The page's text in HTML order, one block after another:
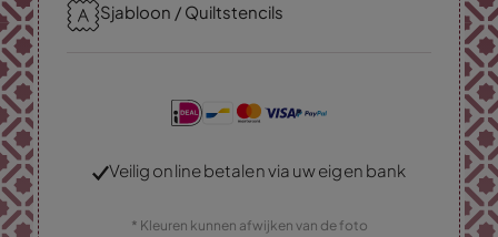
Sjabloon / Quiltstencils
Veilig online betalen via uw eigen bank
* Kleuren kunnen afwijken van de foto